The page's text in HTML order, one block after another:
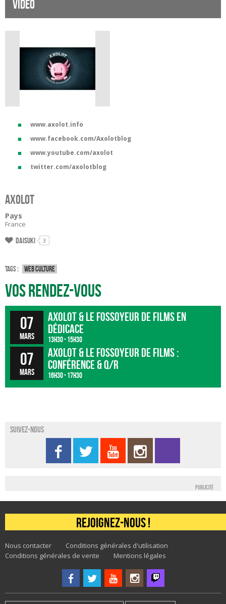
Vidéo
www.axolot.info
www.facebook.com/Axolotblog
www.youtube.com/axolot
twitter.com/axolotblog
Axolot
Pays
France
Daisuki 3
Tags : Web culture
Vos rendez-vous
07
mars
Axolot & Le Fossoyeur de Films en
dédicace
13h30 - 15h30
07
mars
Axolot & Le Fossoyeur de Films :
conférence & Q/R
16h30 - 17h30
Suivez-nous
Publicité
Rejoignez-nous !
Nous contacter
Conditions générales d'utilisation
Conditions générales de vente
Mentions légales